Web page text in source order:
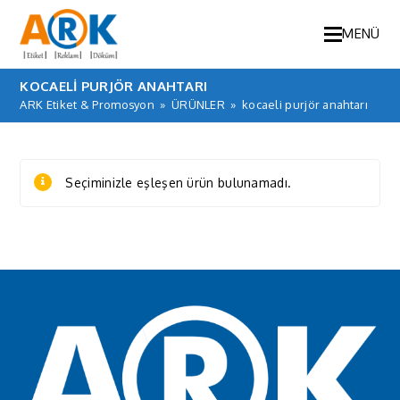
MENÜ
KOCAELI PURJÖR ANAHTARI
ARK Etiket & Promosyon » ÜRÜNLER » kocaeli purjör anahtarı
Seçiminizle eşleşen ürün bulunamadı.